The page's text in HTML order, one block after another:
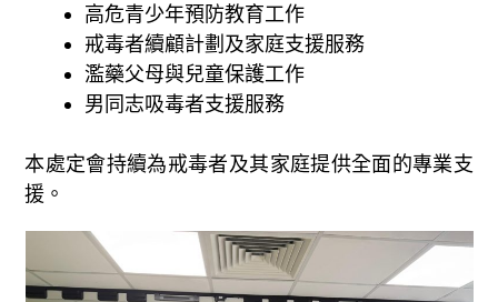
高危青少年預防教育工作
戒毒者續顧計劃及家庭支援服務
濫藥父母與兒童保護工作
男同志吸毒者支援服務
本處定會持續為戒毒者及其家庭提供全面的專業支
援。